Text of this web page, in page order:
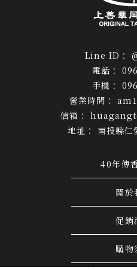
南投縣仁
40年傳
關於
促銷
購物